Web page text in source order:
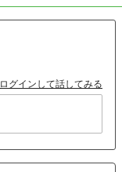
ログインして話してみる